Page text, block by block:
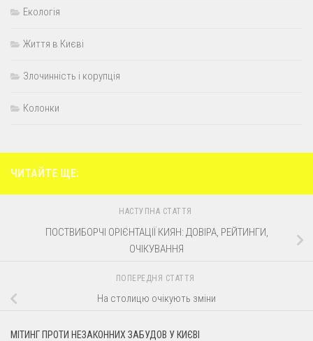
Екологія
Життя в Києві
Злочинність і корупція
Колонки
ЧИТАЙТЕ ЩЕ:
НАСТУПНА СТАТТЯ
ПОСТВИБОРЧІ ОРІЄНТАЦІЇ КИЯН: ДОВІРА, РЕЙТИНГИ,
ОЧІКУВАННЯ
ПОПЕРЕДНЯ СТАТТЯ
На столицю очікують зміни
МІТИНГ ПРОТИ НЕЗАКОННИХ ЗАБУДОВ У КИЄВІ